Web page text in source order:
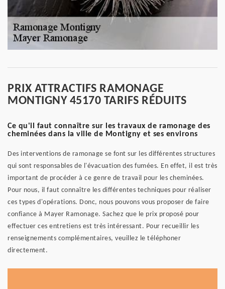
PRIX ATTRACTIFS RAMONAGE
MONTIGNY 45170 TARIFS RÉDUITS
Ce qu'il faut connaître sur les travaux de ramonage des
cheminées dans la ville de Montigny et ses environs
Des interventions de ramonage se font sur les différentes structures
qui sont responsables de l'évacuation des fumées. En effet, il est très
important de procéder à ce genre de travail pour les cheminées.
Pour nous, il faut connaître les différentes techniques pour réaliser
ces types d'opérations. Donc, nous pouvons vous proposer de faire
confiance à Mayer Ramonage. Sachez que le prix proposé pour
effectuer ces entretiens est très intéressant. Pour recueillir les
renseignements complémentaires, veuillez le téléphoner
directement.